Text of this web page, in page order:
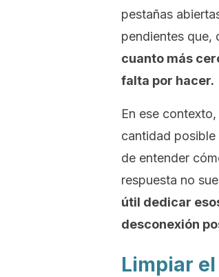
pestañas
pendientes que,
cuanto más
falta por hacer.
En ese
cantidad posible
de entender
respuesta no
útil dedicar
desconexión
Limpiar